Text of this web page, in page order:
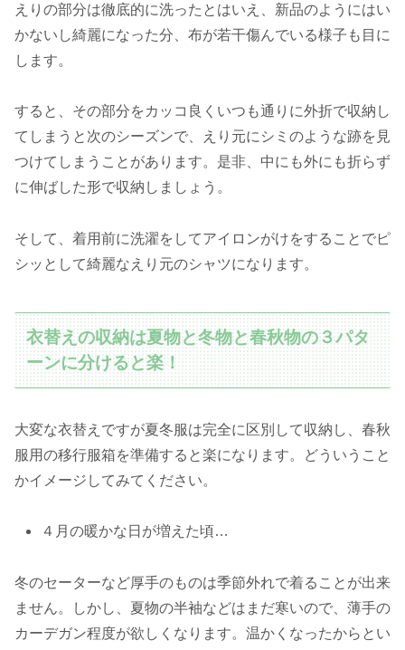
えりの部分は徹底的に洗ったとはいえ、新品のようにはい
かないし綺麗になった分、布が若干傷んでいる様子も目に
します。
すると、その部分をカッコ良くいつも通りに外折で収納し
てしまうと次のシーズンで、えり元にシミのような跡を見
つけてしまうことがあります。是非、中にも外にも折らず
に伸ばした形で収納しましょう。
そして、着用前に洗濯をしてアイロンがけをすることでピ
シッとして綺麗なえり元のシャツになります。
衣替えの収納は夏物と冬物と春秋物の３パタ
ーンに分けると楽！
大変な衣替えですが夏冬服は完全に区別して収納し、春秋
服用の移行服箱を準備すると楽になります。どういうこと
かイメージしてみてください。
４月の暖かな日が増えた頃…
冬のセーターなど厚手のものは季節外れで着ることが出来
ません。しかし、夏物の半袖などはまだ寒いので、薄手の
カーデガン程度が欲しくなります。温かくなったからとい